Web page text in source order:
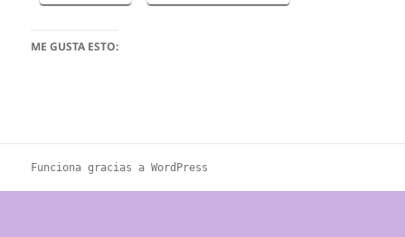
ME GUSTA ESTO:
Funciona gracias a WordPress